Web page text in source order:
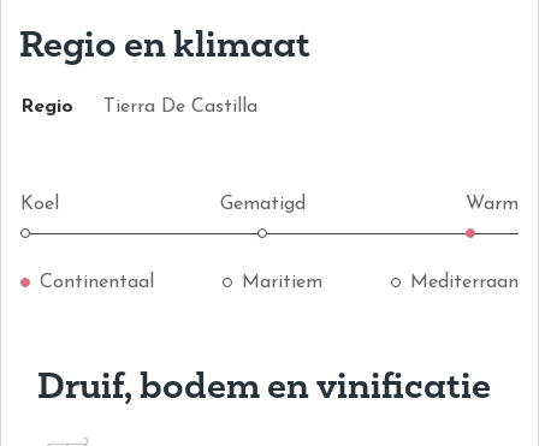
Regio en klimaat
Regio Tierra De Castilla
Koel Gematigd Warm
Continentaal Maritiem Mediterraan
Druif, bodem en vinificatie